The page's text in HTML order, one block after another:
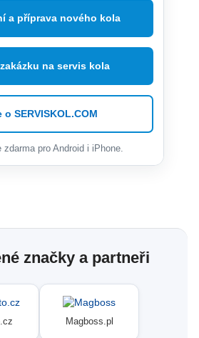
a příprava nového kola
na servis kola
o SERVISKOL.COM
zdarma pro Android i iPhone.
značky a partneři
Magboss.pl